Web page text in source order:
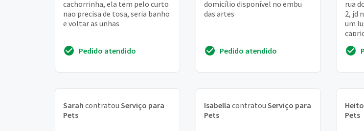
cachorrinha, ela tem pelo curto
nao precisa de tosa, seria banho
e voltar as unhas
Pedido atendido
domicílio disponível no embu
das artes
Pedido atendido
rua
2, jd
um
Sarah contratou Serviço para
Pets
Isabella contratou Serviço para
Pets
Pets